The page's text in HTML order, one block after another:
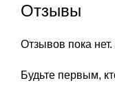
Отзывы
Отзывов пока нет.
Будьте первым,